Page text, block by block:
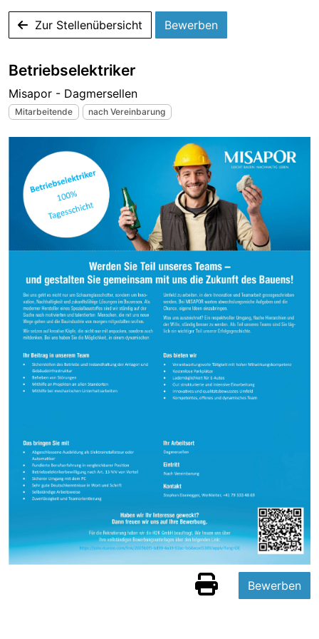
Zur Stellenübersicht Bewerben
Betriebselektriker
Misapor - Dagmersellen
Mitarbeitende nach Vereinbarung
Bewerben